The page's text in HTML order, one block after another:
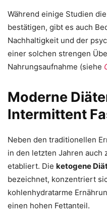
Während einige Studien
bestätigen, gibt es auch
Nachhaltigkeit und der
einer solchen strengen
Nahrungsaufnahme (siehe
Moderne
Intermittent
Neben den traditionellen
in den letzten Jahren auch
etabliert. Die ketogene
bezeichnet, konzentriert
kohlenhydratarme
einen hohen Fettanteil.